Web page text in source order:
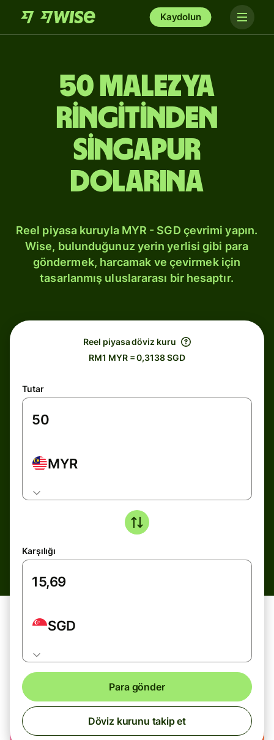
Kaydolun
50 Malezya
ringitinden
Singapur
dolarına
Reel piyasa kuruyla MYR - SGD çevrimi yapın.
Wise, bulunduğunuz yerin yerlisi gibi para
göndermek, harcamak ve çevirmek için
tasarlanmış uluslararası bir hesaptır.
Reel piyasa döviz kuru
RM1 MYR = 0,3138 SGD
Tutar
MYR
Karşılığı
SGD
Para gönder
Döviz kurunu takip et